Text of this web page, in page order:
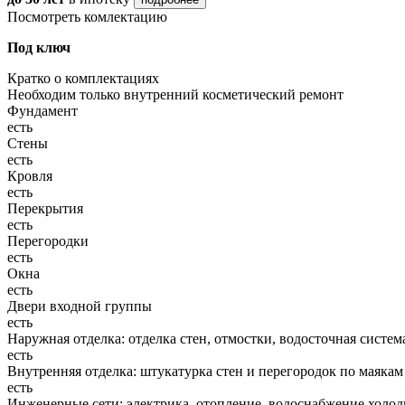
Посмотреть комлектацию
Под ключ
Кратко о комплектациях
Необходим только внутренний косметический ремонт
Фундамент
есть
Стены
есть
Кровля
есть
Перекрытия
есть
Перегородки
есть
Окна
есть
Двери входной группы
есть
Наружная отделка: отделка стен, отмостки, водосточная
есть
Внутренняя отделка: штукатурка стен и перегородок по маякам
есть